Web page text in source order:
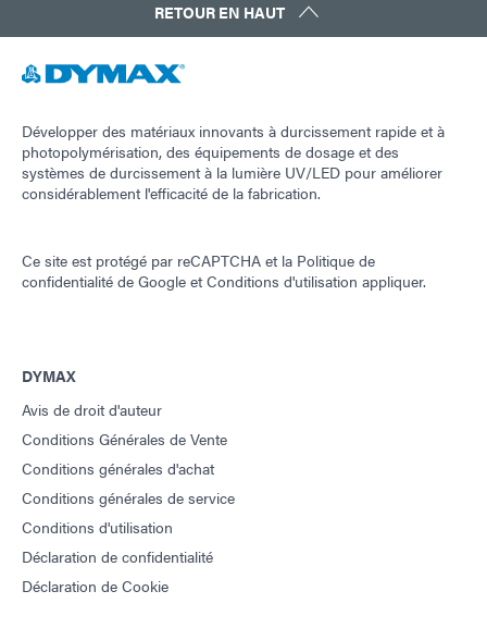
RETOUR EN HAUT
Développer des matériaux innovants à durcissement rapide et à
photopolymérisation, des équipements de dosage et des
systèmes de durcissement à la lumière UV/LED pour améliorer
considérablement l'efficacité de la fabrication.
Ce site est protégé par reCAPTCHA et la Politique de
confidentialité de Google etConditions d'utilisation appliquer.
DYMAX
Avis de droit d'auteur
Conditions Générales de Vente
Conditions générales d'achat
Conditions générales de service
Conditions d'utilisation
Déclaration de confidentialité
Déclaration de Cookie